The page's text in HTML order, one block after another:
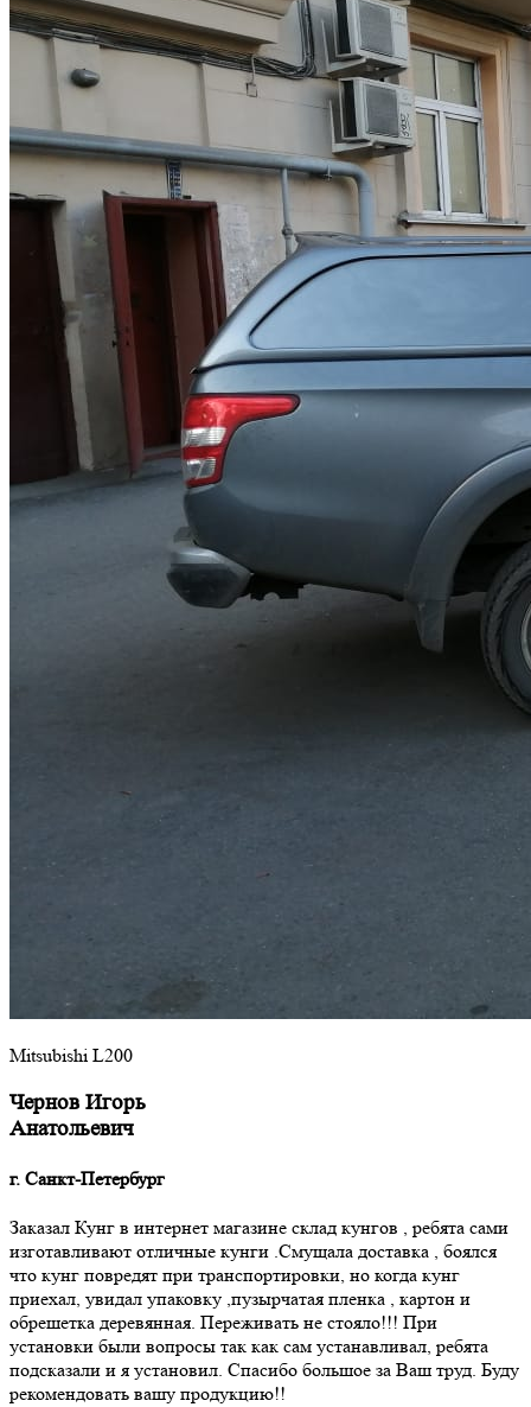
Mitsubishi L200
Чернов Игорь
Анатольевич
г. Санкт-Петербург
Заказал Кунг в интернет магазине склад кунгов , ребята сами
изготавливают отличные кунги .Смущала доставка , боялся
что кунг повредят при транспортировки, но когда кунг
приехал, увидал упаковку ,пузырчатая пленка , картон и
обрешетка деревянная. Переживать не стояло!!! При
установки были вопросы так как сам устанавливал, ребята
подсказали и я установил. Спасибо большое за Ваш труд. Буду
рекомендовать вашу продукцию!!